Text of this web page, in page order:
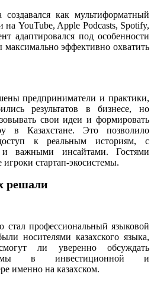
как мультиформатный
YouTube, Apple Podcasts, Spotify,
адаптировался под особенности
эффективно охватить
предприниматели и практики,
результатов в бизнесе, но
свои идеи и формировать
в Казахстане. Это позволило
к реальным историям, с
важными инсайтами. Гостями
стартап-экосистемы.
решали
профессиональный языковой
носителями казахского языка,
ли уверенно обсуждать
темы в инвестиционной и
именно на казахском.